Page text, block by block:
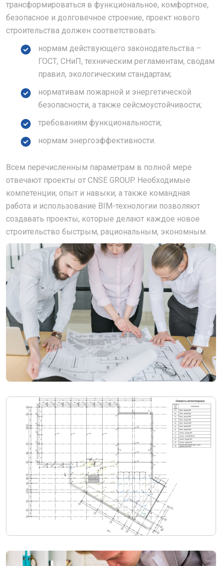
трансформироваться в функциональное, комфортное,
безопасное и долговечное строение, проект нового
строительства должен соответствовать:
нормам действующего законодательства –
ГОСТ, СНиП, техническим регламентам, сводам
правил, экологическим стандартам;
нормативам пожарной и энергетической
безопасности, а также сейсмоустойчивости;
требованиям функциональности;
нормам энергоэффективности.
Всем перечисленным параметрам в полной мере
отвечают проекты от CNSE GROUP. Необходимые
компетенции, опыт и навыки, а также командная
работа и использование BIM-технологии позволяют
создавать проекты, которые делают каждое новое
строительство быстрым, рациональным, экономным.